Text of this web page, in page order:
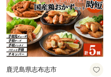
鹿児島県志布志市